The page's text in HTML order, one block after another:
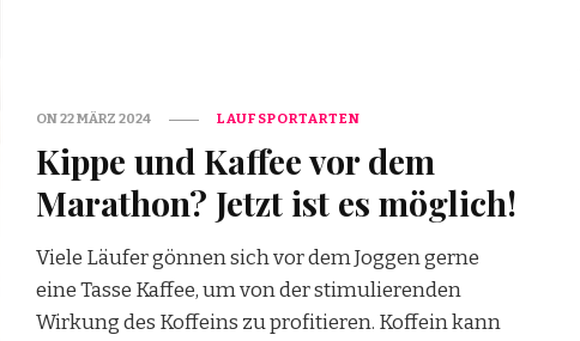
ON22 MÄRZ 2024 LAUFSPORTARTEN
Kippe und Kaffee vor dem
Marathon? Jetzt ist es möglich!
Viele Läufer gönnen sich vor dem Joggen gerne
eine Tasse Kaffee, um von der stimulierenden
Wirkung des Koffeins zu profitieren. Koffein kann